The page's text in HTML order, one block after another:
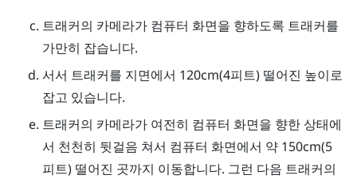
트래커의 카메라가 컴퓨터 화면을 향하도록 트래커를
가만히 잡습니다.
서서 트래커를 지면에서 120cm(4피트) 떨어진 높이로
잡고 있습니다.
트래커의 카메라가 여전히 컴퓨터 화면을 향한 상태에
서 천천히 뒷걸음 쳐서 컴퓨터 화면에서 약 150cm(5
피트) 떨어진 곳까지 이동합니다. 그런 다음 트래커의